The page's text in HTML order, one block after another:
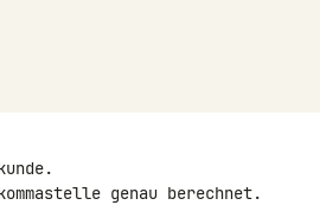
genau berechnet.